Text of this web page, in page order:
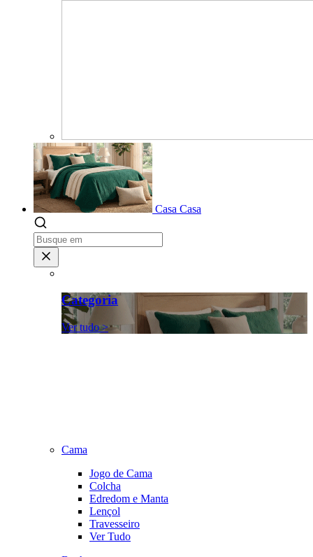
Casa Casa
Categoria
Ver tudo >
Cama
Jogo de Cama
Colcha
Edredom e Manta
Lençol
Travesseiro
Ver Tudo